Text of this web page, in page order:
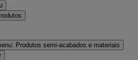
Produtos semi-acabados e materiais